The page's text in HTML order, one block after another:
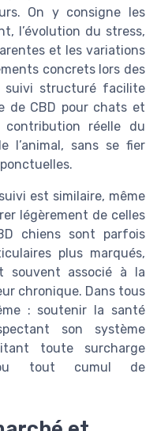
On y consigne les
l’évolution du stress,
et les variations
concrets lors des
suivi structuré facilite
de CBD pour chats et
réelle du
l’animal, sans se fier
est similaire, même
légèrement de celles
chiens sont parfois
plus marqués,
souvent associé à la
chronique. Dans tous
: soutenir la santé
son système
toute surcharge
ou tout cumul de